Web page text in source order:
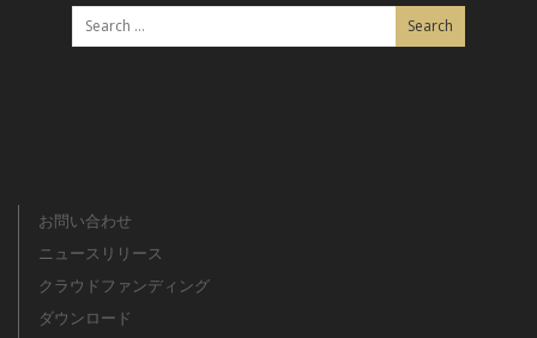
お問い合わせ
ニュースリリース
クラウドファンディング
ダウンロード